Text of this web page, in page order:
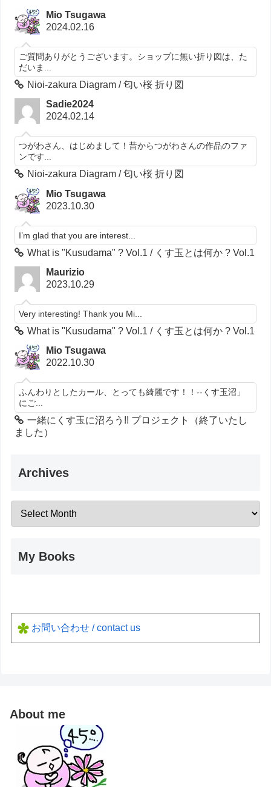
Mio Tsugawa
2024.02.16
ご質問ありがとうございます。ショップに無い折り図は、た
だいま...
Nioi-zakura Diagram / 匂い桜 折り図
Sadie2024
2024.02.14
つがわさん、はじめまして！昔からつがわさんの作品のファ
ンです...
Nioi-zakura Diagram / 匂い桜 折り図
Mio Tsugawa
2023.10.30
I’m glad that you are interest...
What is "Kusudama" ? Vol.1 / くす玉とは何か ? Vol.1
Maurizio
2023.10.29
Very interesting! Thank you Mi...
What is "Kusudama" ? Vol.1 / くす玉とは何か ? Vol.1
Mio Tsugawa
2022.10.30
ふんわりとしたカール、とっても綺麗です！！--くす玉沼」
にご...
一緒にくす玉に沼ろう!! プロジェクト（終了いたし
ました）
Archives
My Books
お問い合わせ / contact us
About me